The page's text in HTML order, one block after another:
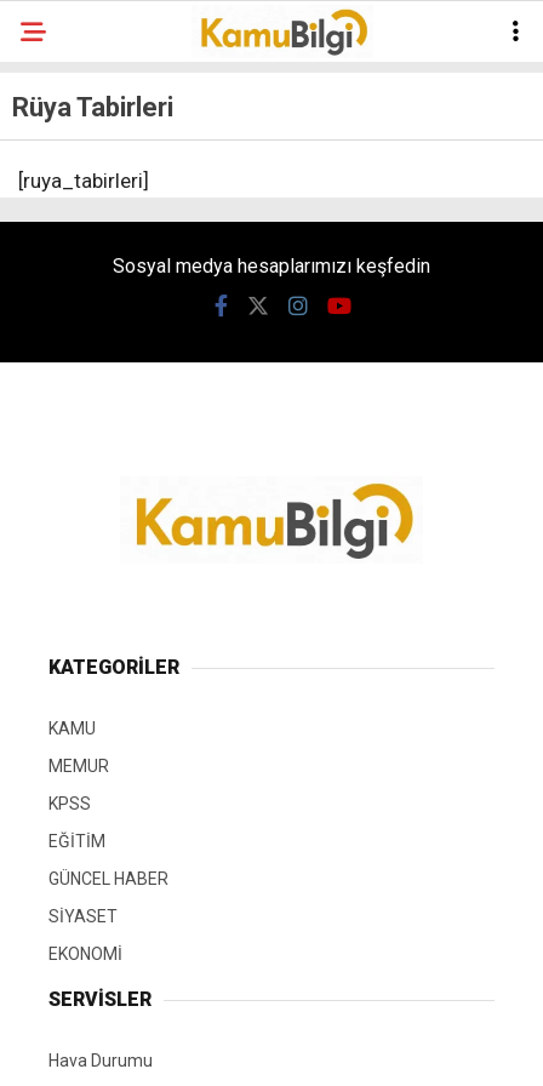
Rüya Tabirleri
[ruya_tabirleri]
Sosyal medya hesaplarımızı keşfedin
KATEGORİLER
KAMU
MEMUR
KPSS
EĞİTİM
GÜNCEL HABER
SİYASET
EKONOMİ
SERVİSLER
Hava Durumu